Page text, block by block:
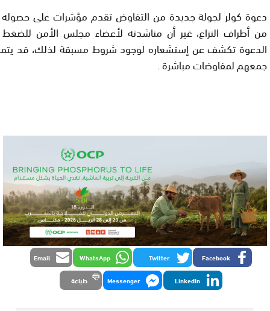
دعوة كولر لجولة جديدة من التفاوض تقدم مؤشرات على
من أطراف النزاع، غير أن مناشدته لأعضاء مجلس الأمن للضغط
الدعوة تكشف عن إستشعاره لوجود شروط مسبقة لذلك، قد
جمعهم لمفاوضات مباشرة .
Facebook
Twitter
WhatsApp
Email
LinkedIn
Messenger طباعة